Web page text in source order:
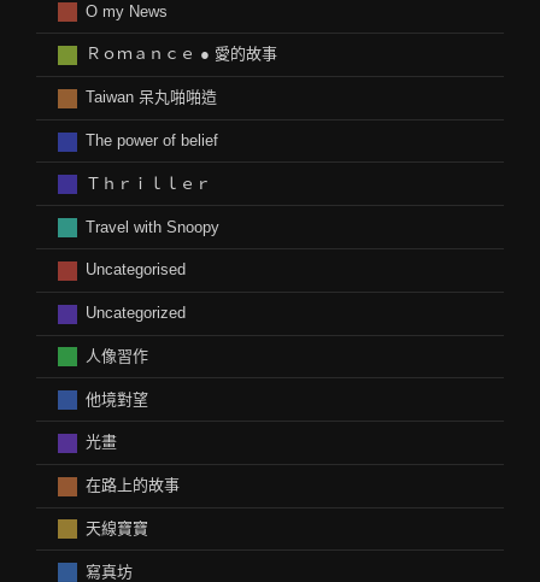
O my News
Ｒｏｍａｎｃｅ ● 愛的故事
Taiwan 呆丸啪啪造
The power of belief
Ｔｈｒｉｌｌｅｒ
Travel with Snoopy
Uncategorised
Uncategorized
人像習作
他境對望
光畫
在路上的故事
天線寶寶
寫真坊